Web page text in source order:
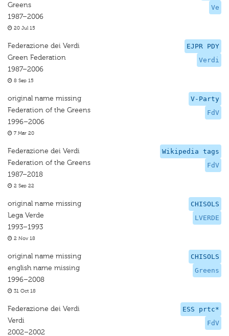
Ve
Greens
1987–2006
20 Jul 15
EJPR PDY
Verdi
Federazione dei Verdi
Green Federation
1987–2006
8 Sep 15
V-Party
FdV
original name missing
Federation of the Greens
1996–2006
7 Mar 20
Wikipedia tags
FdV
Federazione dei Verdi
Federation of the Greens
1987–2018
2 Sep 22
CHISOLS
LVERDE
original name missing
Lega Verde
1993–1993
2 Nov 18
CHISOLS
Greens
original name missing
english name missing
1996–2008
31 Oct 18
ESS prtc*
FdV
Federazione dei Verdi
Verdi
2002–2002